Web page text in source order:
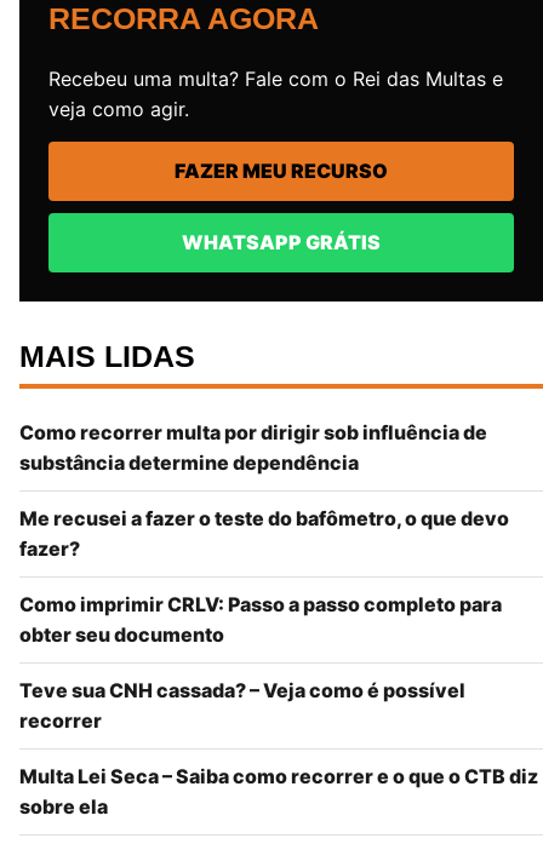
RECORRA AGORA
Recebeu uma multa? Fale com o Rei das Multas e
veja como agir.
FAZER MEU RECURSO
WHATSAPP GRÁTIS
MAIS LIDAS
Como recorrer multa por dirigir sob influência de
substância determine dependência
Me recusei a fazer o teste do bafômetro, o que devo
fazer?
Como imprimir CRLV: Passo a passo completo para
obter seu documento
Teve sua CNH cassada? – Veja como é possível
recorrer
Multa Lei Seca – Saiba como recorrer e o que o CTB diz
sobre ela